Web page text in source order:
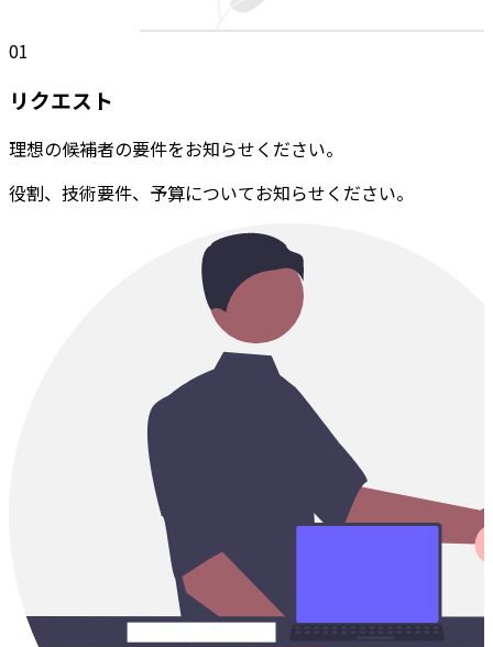
01
リクエスト
理想の候補者の要件をお知らせください。
役割、技術要件、予算についてお知らせください。